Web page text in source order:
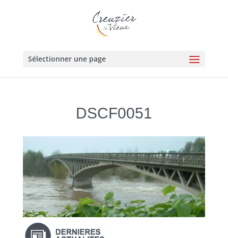
Sélectionner une page
DSCF0051